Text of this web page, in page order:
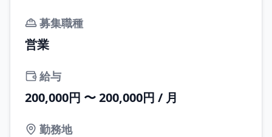
募集職種
営業
給与
200,000円 〜 200,000円 / 月
勤務地